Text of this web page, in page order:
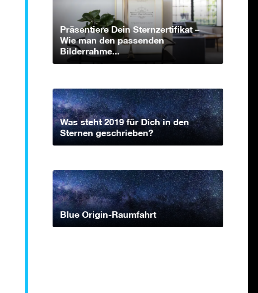
Präsentiere Dein Sternzertifikat –
Wie man den passenden
Bilderrahme...
Was steht 2019 für Dich in den
Sternen geschrieben?
Blue Origin-Raumfahrt